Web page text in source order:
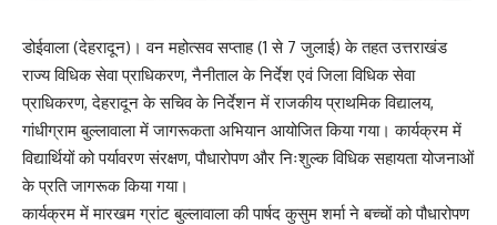
डोईवाला (देहरादून)। वन महोत्सव सप्ताह (1 से 7 जुलाई) के तहत उत्तराखंड
राज्य विधिक सेवा प्राधिकरण, नैनीताल के निर्देश एवं जिला विधिक सेवा
प्राधिकरण, देहरादून के सचिव के निर्देशन में राजकीय प्राथमिक विद्यालय,
गांधीग्राम बुल्लावाला में जागरूकता अभियान आयोजित किया गया। कार्यक्रम में
विद्यार्थियों को पर्यावरण संरक्षण, पौधारोपण और निःशुल्क विधिक सहायता योजनाओं
के प्रति जागरूक किया गया।
कार्यक्रम में मारखम ग्रांट बुल्लावाला की पार्षद कुसुम शर्मा ने बच्चों को पौधारोपण